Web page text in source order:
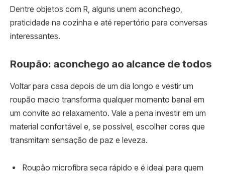
Dentre objetos com R, alguns unem aconchego,
praticidade na cozinha e até repertório para conversas
interessantes.
Roupão: aconchego ao alcance de todos
Voltar para casa depois de um dia longo e vestir um
roupão macio transforma qualquer momento banal em
um convite ao relaxamento. Vale a pena investir em um
material confortável e, se possível, escolher cores que
transmitam sensação de paz e leveza.
Roupão microfibra seca rápido e é ideal para quem